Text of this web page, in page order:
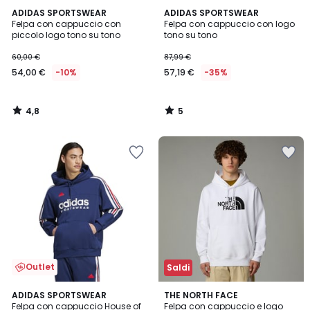
ADIDAS SPORTSWEAR
Felpa con cappuccio con
piccolo logo tono su tono
60,00 €
54,00 € -10%
4,8
/ 5
4,8
/
ADIDAS SPORTSWEAR
Felpa con cappuccio con logo
tono su tono
87,99 €
57,19 € -35%
5
/
5
5
/
Outlet
ADIDAS SPORTSWEAR
Felpa con cappuccio House of
4,9
/ 5
Saldi
THE NORTH FACE
Felpa con cappuccio e logo
5
/
3